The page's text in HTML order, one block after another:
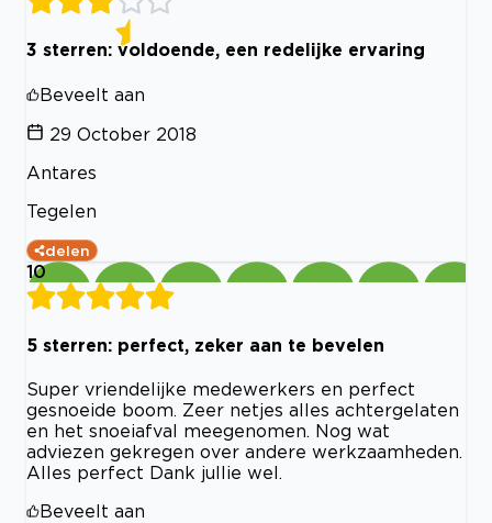
3 sterren: voldoende, een redelijke ervaring
Beveelt aan
29 October 2018
Antares
Tegelen
delen
10
5 sterren: perfect, zeker aan te bevelen
Super vriendelijke medewerkers en perfect
gesnoeide boom. Zeer netjes alles achtergelaten
en het snoeiafval meegenomen. Nog wat
adviezen gekregen over andere werkzaamheden.
Alles perfect Dank jullie wel.
Beveelt aan